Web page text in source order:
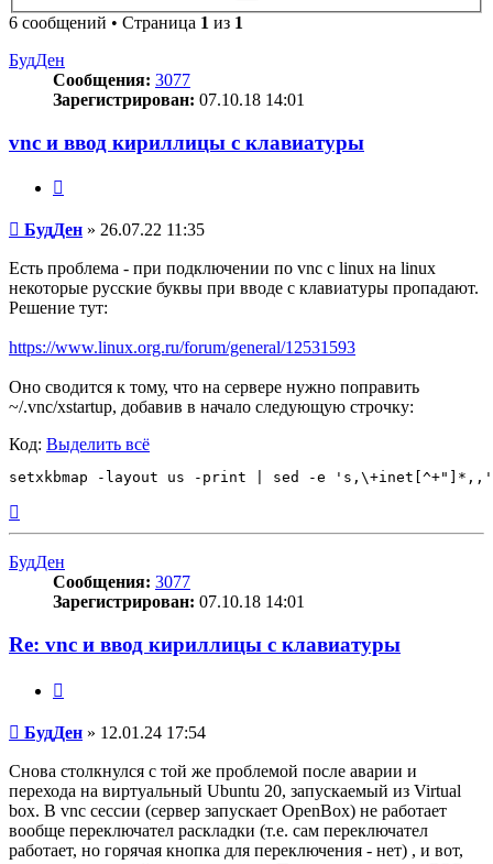
6 сообщений • Страница 1 из 1
БудДен
Сообщения: 3077
Зарегистрирован: 07.10.18 14:01
vnc и ввод кириллицы с клавиатуры
Сообщение
БудДен » 26.07.22 11:35
Есть проблема - при подключении по vnc с linux на linux
некоторые русские буквы при вводе с клавиатуры пропадают.
Решение тут:
https://www.linux.org.ru/forum/general/12531593
Оно сводится к тому, что на сервере нужно поправить
~/.vnc/xstartup, добавив в начало следующую строчку:
Код: Выделить всё
к
БудДен
Сообщения: 3077
Зарегистрирован: 07.10.18 14:01
Re: vnc и ввод кириллицы с клавиатуры
Сообщение
БудДен » 12.01.24 17:54
Снова столкнулся с той же проблемой после аварии и
перехода на виртуальный Ubuntu 20, запускаемый из Virtual
box. В vnc сессии (сервер запускает OpenBox) не работает
вообще переключател раскладки (т.е. сам переключател
работает, но горячая кнопка для переключения - нет) , и вот,